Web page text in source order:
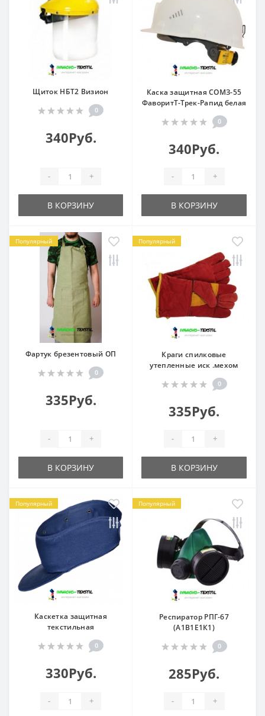
Щиток НБТ2 Визион
0
340Руб.
- +
В КОРЗИНУ
Каска защитная СОМЗ-55
ФаворитТ-Трек-Рапид белая
0
340Руб.
- +
В КОРЗИНУ
Популярный
Фартук брезентовый ОП
0
335Руб.
- +
В КОРЗИНУ
Популярный
Краги спилковые
утепленные иск .мехом
0
335Руб.
- +
В КОРЗИНУ
Популярный
Каскетка защитная
текстильная
0
330Руб.
- +
Популярный
Респиратор РПГ-67
(А1В1Е1К1)
0
285Руб.
- +